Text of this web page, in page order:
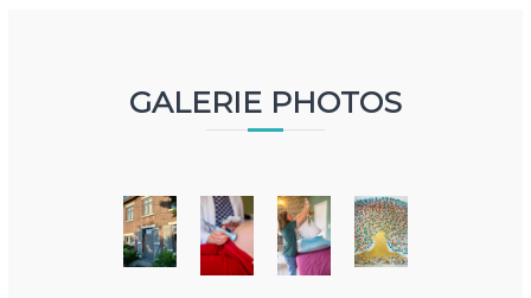
GALERIE PHOTOS